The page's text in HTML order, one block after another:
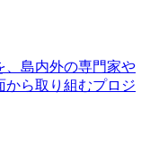
、島内外の専門家や
から取り組むプロジ